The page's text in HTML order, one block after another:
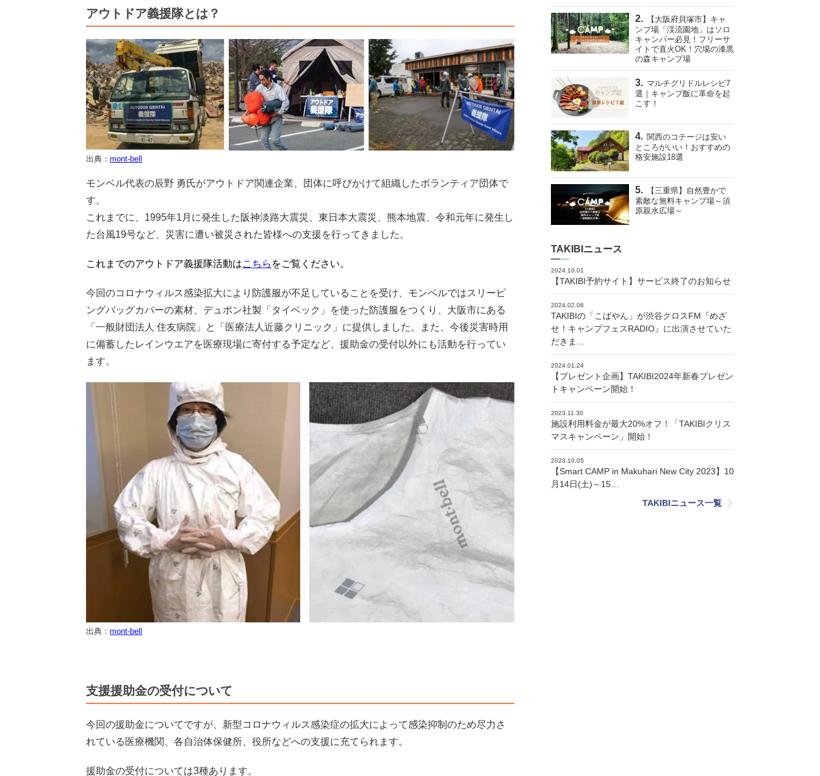
アウトドア義援隊とは？
出典： mont-bell
モンベル代表の辰野 勇氏がアウトドア関連企業、団体に呼びかけて組織したボランティア団体で
す。
これまでに、1995年1月に発生した阪神淡路大震災、東日本大震災、熊本地震、令和元年に発生し
た台風19号など、災害に遭い被災された皆様への支援を行ってきました。
これまでのアウトドア義援隊活動はこちら をご覧ください。
今回のコロナウィルス感染拡大により防護服が不足していることを受け、モンベルではスリーピ
ングバッグカバーの素材、デュポン社製「タイベック」を使った防護服をつくり、大阪市にある
「一般財団法人 住友病院」と「医療法人近藤クリニック」に提供しました。また、今後災害時用
に備蓄したレインウエアを医療現場に寄付する予定など、援助金の受付以外にも活動を行ってい
ます。
出典： mont-bell
支援援助金の受付について
今回の援助金についてですが、新型コロナウィルス感染症の拡大によって感染抑制のため尽力さ
れている医療機関、各自治体保健所、役所などへの支援に充てられます。
援助金の受付については3種あります。
【大阪府貝塚市】キャ
ンプ場「渓流園地」はソロ
キャンパー必見！フリーサ
イトで直火OK！穴場の漆黒
の森キャンプ場
マルチグリドルレシピ7
選｜キャンプ飯に革命を起
こす！
関西のコテージは安い
ところがいい！おすすめの
格安施設18選
【三重県】自然豊かで
素敵な無料キャンプ場～須
原親水広場～
TAKIBIニュース
2024.10.01
【TAKIBI予約サイト】サービス終了のお知らせ
2024.02.06
TAKIBIの「こばやん」が渋谷クロスFM『めざ
せ！キャンプフェスRADIO』に出演させていた
だきま…
2024.01.24
【プレゼント企画】TAKIBI2024年新春プレゼン
トキャンペーン開始！
2023.11.30
施設利用料金が最大20%オフ！「TAKIBIクリス
マスキャンペーン」開始！
2023.10.05
【Smart CAMP in Makuhari New City 2023】10
月14日(土)～15…
TAKIBIニュース一覧